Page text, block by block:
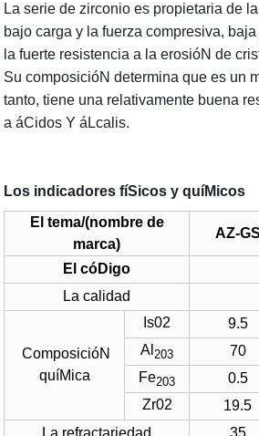
La serie de zirconio es propietaria de la
bajo carga y la fuerza compresiva,
la fuerte resistencia a la erosióN de
Su composicióN determina que es un
tanto, tiene una relativamente buena
a áCidos Y áLcalis.
Los indicadores fíSicos y quíMicos
El tema/(nombre de
marca)
AZ-GS
El cóDigo
La calidad
ComposicióN
quíMica
Is02 9.5
Al 203 70
Fe203 0.5
Zr02
19.5
La refractariedad
35